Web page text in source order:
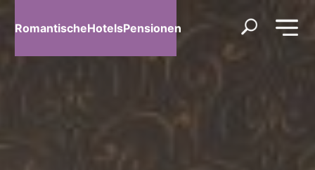
RomantischeHotelsPensionen